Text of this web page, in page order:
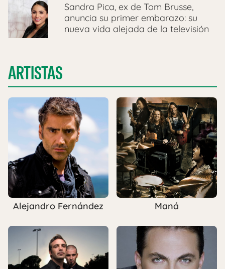
Sandra Pica, ex de Tom Brusse,
anuncia su primer embarazo: su
nueva vida alejada de la televisión
ARTISTAS
Alejandro Fernández Maná